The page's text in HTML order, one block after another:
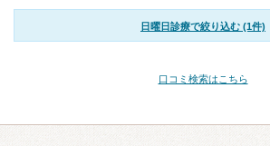
日曜日診療で絞り込む (1件)
口コミ検索はこちら